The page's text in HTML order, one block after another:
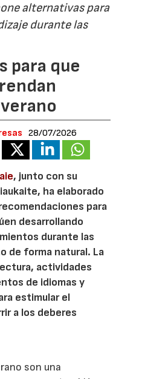
alternativas para
durante las
para que
28/07/2026
, junto con su
ha elaborado
para
desarrollando
durante las
de forma natural. La
actividades
de idiomas y
estimular el
a los deberes
son una